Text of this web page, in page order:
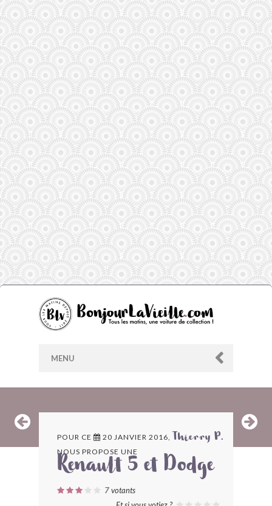
MENU
ARCHIVES
LES CONTRIBUTEURS
POUR CE 20 JANVIER 2016, Thierry P.
NOUS PROPOSE UNE
Renault 5 et Dodge
7votants